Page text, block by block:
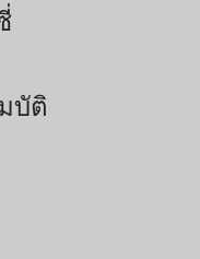
บัติ